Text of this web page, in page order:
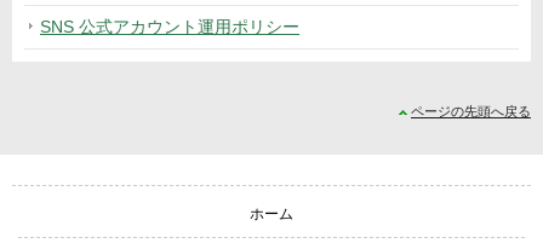
SNS 公式アカウント運用ポリシー
サイトナビゲーション
ホーム
ページの先頭へ戻る